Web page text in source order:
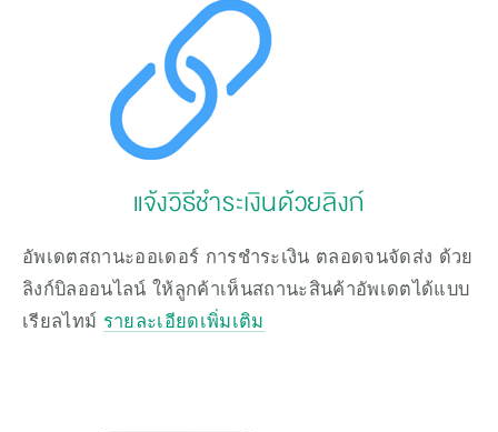
แจ้งวิธีชำระเงินด้วยลิงก์
อัพเดตสถานะออเดอร์ การชำระเงิน ตลอดจนจัดส่ง ด้วย
ลิงก์บิลออนไลน์ ให้ลูกค้าเห็นสถานะสินค้าอัพเดตได้แบบ
เรียลไทม์ รายละเอียดเพิ่มเติม